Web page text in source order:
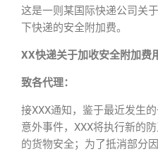
这是一则某国际快递公司关
下快递的安全附加费。
XX快递关于加收安全附加费
致各代理：
接XXX通知，鉴于最近发生
意外事件，XXX将执行新的
的货物安全；为了抵消部分